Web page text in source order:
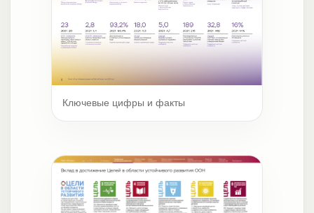
Ключевые цифры и факты